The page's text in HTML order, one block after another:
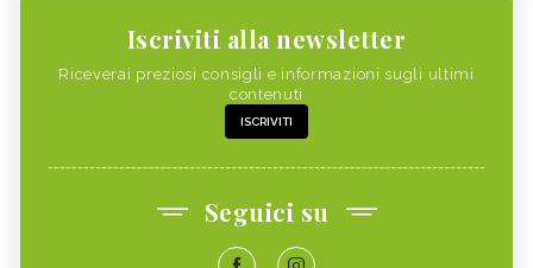
Iscriviti alla newsletter
Riceverai preziosi consigli e informazioni sugli ultimi
contenuti
ISCRIVITI
Seguici su